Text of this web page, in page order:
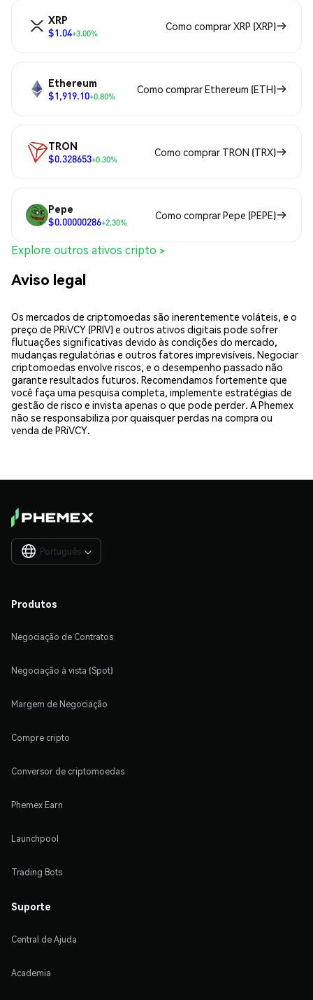
XRP
$1.04+3.00%
Como comprar XRP (XRP)
Ethereum
$1,919.10+0.80%
Como comprar Ethereum (ETH)
TRON
$0.328653+0.30%
Como comprar TRON (TRX)
Pepe
$0.00000286+2.30%
Como comprar Pepe (PEPE)
Explore outros ativos cripto >
Aviso legal
Os mercados de criptomoedas são inerentemente voláteis, e o
preço de PRiVCY (PRIV) e outros ativos digitais pode sofrer
flutuações significativas devido às condições do mercado,
mudanças regulatórias e outros fatores imprevisíveis. Negociar
criptomoedas envolve riscos, e o desempenho passado não
garante resultados futuros. Recomendamos fortemente que
você faça uma pesquisa completa, implemente estratégias de
gestão de risco e invista apenas o que pode perder. A Phemex
não se responsabiliza por quaisquer perdas na compra ou
venda de PRiVCY.
Português 
Produtos
Negociação de Contratos
Negociação à vista (Spot)
Margem de Negociação
Compre cripto
Conversor de criptomoedas
Phemex Earn
Launchpool
Trading Bots
Suporte
Central de Ajuda
Academia